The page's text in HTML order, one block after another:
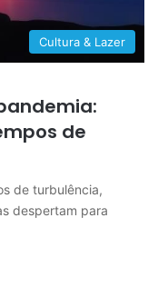
Cultura & Lazer
de
de turbulência,
despertam para